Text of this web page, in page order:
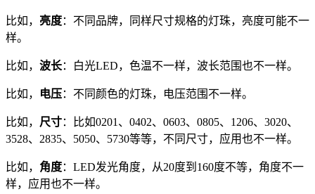
比如， 亮度：不同品牌，同样尺寸规格的灯珠，亮度可能不一
样。
比如， 波长：白光LED，色温不一样，波长范围也不一样。
比如， 电压：不同颜色的灯珠，电压范围不一样。
比如， 尺寸：比如0201、0402、0603、0805、1206、3020、
3528、2835、5050、5730等等，不同尺寸，应用也不一样。
比如， 角度：LED发光角度，从20度到160度不等，角度不一
样，应用也不一样。